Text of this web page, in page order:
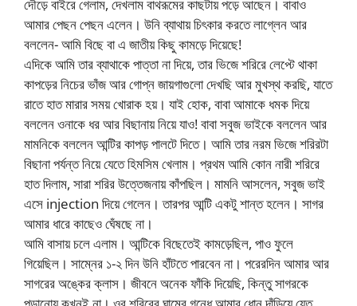
দৌড়ে বাইরে গেলাম, দেখলাম বাথরূমের কাছটায় পড়ে আছেন। বাবাও
আমার পেছন পেছন এলেন। উনি ব্যাথায় চিৎকার করতে লাগ্লেন আর
বললেন- আমি বিছে বা এ জাতীয় কিছু কামড়ে দিয়েছে!
এদিকে আমি তার ব্যাথাকে পাত্তা না দিয়ে, তার ভিজে শরিরে লেপ্টে থাকা
কাপড়ের নিচের ভাঁজ আর গোপ্ন জায়গাগুলো দেখছি আর মুখস্থ করছি, যাতে
রাতে হাত মারার সময় খোরাক হয়। যাই হোক, বাবা আমাকে ধমক দিয়ে
বললেন ওনাকে ধর আর বিছানায় নিয়ে যাও! বাবা সবুজ ভাইকে বললেন আর
মামনিকে বললেন আন্টির কাপড় পালটে দিতে। আমি তার নরম ভিজে শরিরটা
বিছানা পর্যন্ত নিয়ে যেতে হিমসিম খেলাম। প্রথম আমি কোন নারী শরিরে
হাত দিলাম, সারা শরির উত্তেজনায় কাঁপছিল। মামনি আসলেন, সবুজ ভাই
এসে injection দিয়ে গেলেন। তারপর আন্টি একটু শান্ত হলেন। সাগর
আমার ধারে কাছেও ঘেঁষছে না।
আমি বাসায় চলে এলাম। আন্টিকে বিছেতেই কামড়েছিল, পাও ফুলে
গিয়েছিল। সাম্নের ১-২ দিন উনি হাঁটতে পারবেন না। পরেরদিন আমার আর
সাগরের অঙ্কের ক্লাস। জীবনে অনেক ফাঁকি দিয়েছি, কিন্তু সাগরকে